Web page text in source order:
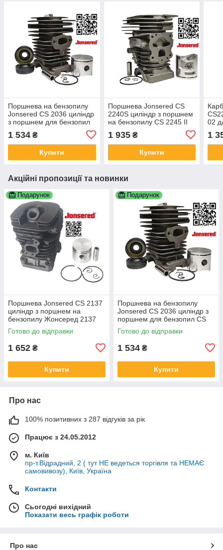
Поршнева на бензопилу
Jonsered CS 2036 циліндр
з поршнем для бензопил
CS 2040 530 06 99-40 ЦПГ
Жонсеред + сальники
колінвала 2 шт
1 534 ₴
Купити
Поршнева Jonsered CS
2240S циліндр з поршнем
на бензопилу CS 2245 II
бензопил 5441199-04
5441199-02
1 935₴
Купити
02
1
Акційні пропозиції та новинки
Подарунок
Поршнева Jonsered CS 2137
циліндр з поршнем на
бензопилу Жонсеред 2137
530 07 14-12
Готово до відправки
1 652 ₴
Купити
Подарунок
Поршнева на бензопилу
Jonsered CS 2036 циліндр з
поршнем для бензопил CS
2040 530 06 99-40 ЦПГ
Жонсеред + сальники
Готово до відправки
1 534 ₴
Купити
Про нас
100% позитивних з 287 відгуків за рік
Працює з 24.05.2012
м. Київ
пр-т.Відрадний, 2 ( тут НЕ ведеться торгівля та НЕМАЄ
самовивозу), Київ, Україна
Контакти
Сьогодні вихідний
Показати весь графік роботи
Про нас